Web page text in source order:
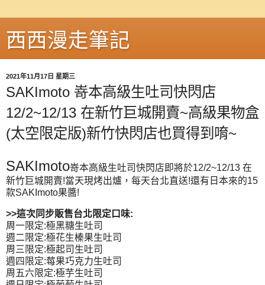
西西漫走筆記
2021年11月17日 星期三
SAKImoto 嵜本高級生吐司快閃店
12/2~12/13 在新竹巨城開賣~高級果物盒
(太空限定版)新竹快閃店也買得到唷~
SAKImoto嵜本高級生吐司快閃店即將於12/2~12/13 在
新竹巨城開賣!當天現烤出爐，每天台北直送!還有日本來的15
款SAKImoto果醬!
>>這次同步販售台北限定口味:
周一限定:極黑糖生吐司
週二限定:極花生榛果生吐司
周三限定:極起司生吐司
週四限定:莓果巧克力生吐司
周五六限定:極芋生吐司